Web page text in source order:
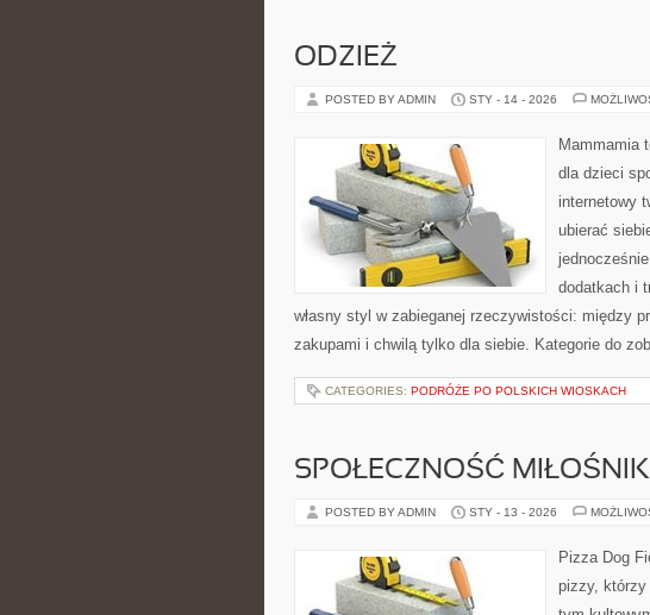
ODZIEŻ
POSTED BY ADMIN STY - 14 - 2026
Mammamia
dla dzieci
internetowy
ubierać
dodatkach i
własny styl w zabieganej rzeczywistości: między
zakupami i chwilą tylko dla siebie. Kategorie do
CATEGORIES: PODRÓŻE PO POLSKICH WIOSKACH
SPOŁECZNOŚĆ
POSTED BY ADMIN STY - 13 - 2026
Pizza Dog
pizzy, którzy